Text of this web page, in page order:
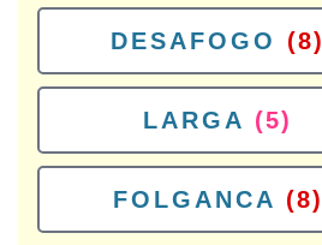
DESAFOGO (8)
LARGA (5)
FOLGANCA (8)